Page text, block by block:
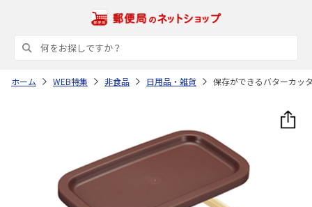
ホーム WEB特集 非食品 日用品・雑貨 保存ができるバターカッ